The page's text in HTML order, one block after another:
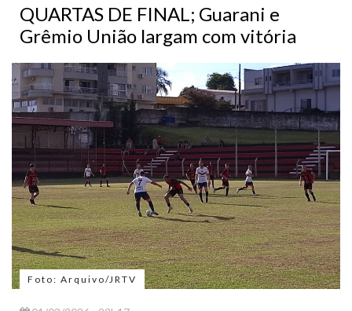
QUARTAS DE FINAL; Guarani e
Grêmio União largam com vitória
Foto: Arquivo/JRTV